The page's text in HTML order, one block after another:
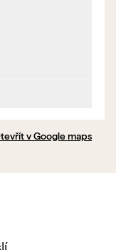
v Google maps